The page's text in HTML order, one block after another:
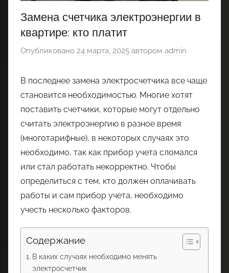
Замена счетчика электроэнергии в
квартире: кто платит
Опубликовано 24 марта, 2025 автором admin
В последнее замена электросчетчика все чаще
становится необходимостью. Многие хотят
поставить счетчики, которые могут отдельно
считать электроэнергию в разное время
(многотарифные), в некоторых случаях это
необходимо, так как прибор учета сломался
или стал работать некорректно. Чтобы
определиться с тем, кто должен оплачивать
работы и сам прибор учета, необходимо
учесть несколько факторов.
Содержание
В каких случаях необходимо менять
электросчетчик